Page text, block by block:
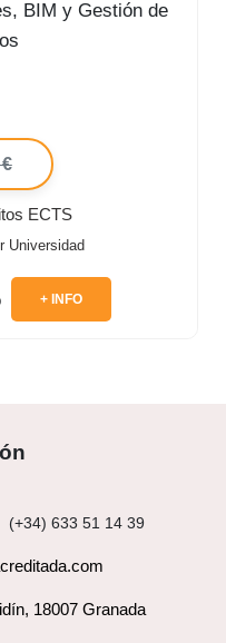
BIM y Gestión de
ECTS
Universidad
+ INFO
(+34) 633 51 14 39
18007 Granada